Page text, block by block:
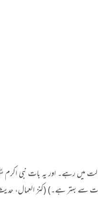
حالت میں رہے۔ اور یہ بات
سے بہتر ہے۔) (کنز العمال،